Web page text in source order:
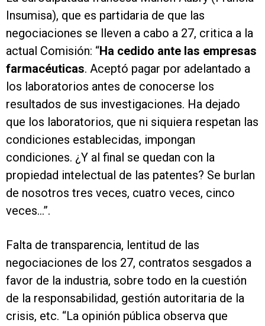
Insumisa), que es partidaria de que las
negociaciones se lleven a cabo a 27, critica a la
actual Comisión: “Ha cedido ante las empresas
farmacéuticas. Aceptó pagar por adelantado a
los laboratorios antes de conocerse los
resultados de sus investigaciones. Ha dejado
que los laboratorios, que ni siquiera respetan las
condiciones establecidas, impongan
condiciones. ¿Y al final se quedan con la
propiedad intelectual de las patentes? Se burlan
de nosotros tres veces, cuatro veces, cinco
veces...”.
Falta de transparencia, lentitud de las
negociaciones de los 27, contratos sesgados a
favor de la industria, sobre todo en la cuestión
de la responsabilidad, gestión autoritaria de la
crisis, etc. “La opinión pública observa que